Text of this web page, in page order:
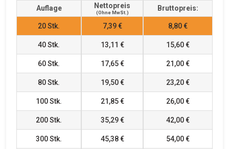
Auflage Nettopreis
(ohne MwSt.)
Bruttopreis:
20Stk. 7,39 € 8,80 €
40Stk. 13,11 € 15,60 €
60Stk. 17,65 € 21,00 €
80Stk. 19,50 € 23,20 €
100Stk. 21,85 € 26,00 €
200Stk. 35,29 € 42,00 €
300Stk. 45,38 € 54,00 €